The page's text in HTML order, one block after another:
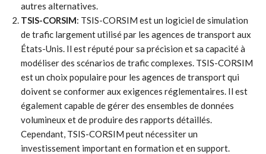
autres alternatives.
TSIS-CORSIM: TSIS-CORSIM est un logiciel de simulation
de trafic largement utilisé par les agences de transport aux
États-Unis. Il est réputé pour sa précision et sa capacité à
modéliser des scénarios de trafic complexes. TSIS-CORSIM
est un choix populaire pour les agences de transport qui
doivent se conformer aux exigences réglementaires. Il est
également capable de gérer des ensembles de données
volumineux et de produire des rapports détaillés.
Cependant, TSIS-CORSIM peut nécessiter un
investissement important en formation et en support.